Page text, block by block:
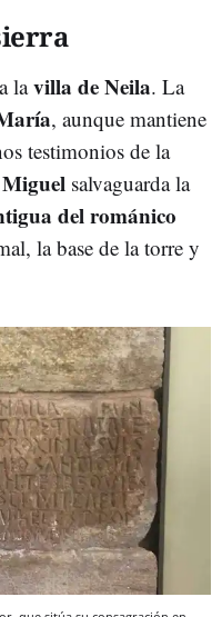
lavilla de Neila. La
, aunque mantiene
testimonios de la
salvaguarda la
del románico
la base de la torre y